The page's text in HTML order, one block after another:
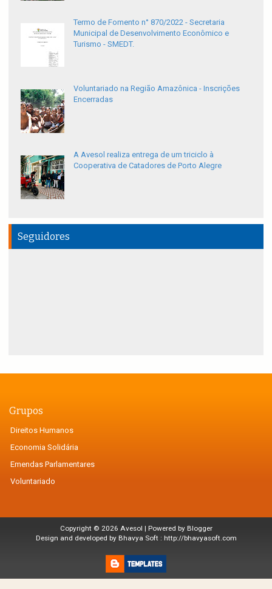
Termo de Fomento n° 870/2022 - Secretaria
Municipal de Desenvolvimento Econômico e
Turismo - SMEDT.
Voluntariado na Região Amazônica - Inscrições
Encerradas
A Avesol realiza entrega de um triciclo à
Cooperativa de Catadores de Porto Alegre
Seguidores
Grupos
Direitos Humanos
Economia Solidária
Emendas Parlamentares
Voluntariado
Copyright © 2026 Avesol | Powered by Blogger
Design and developed by Bhavya Soft : http://bhavyasoft.com